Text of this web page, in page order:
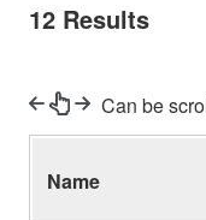
12 Results
Can be
Name